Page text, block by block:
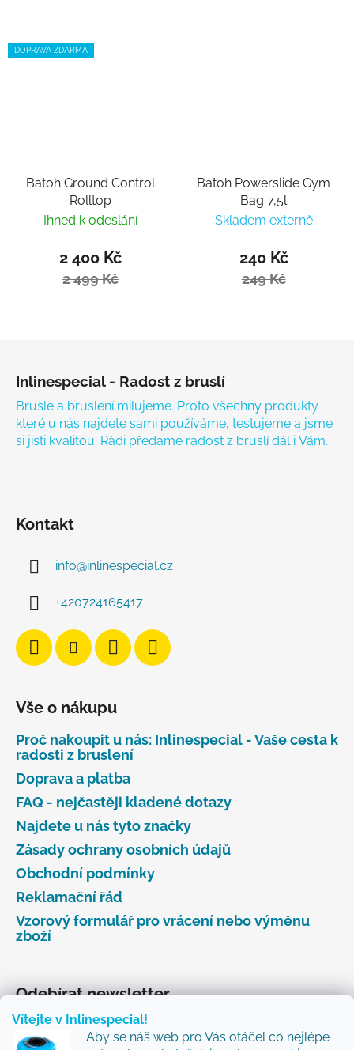
Vítejte v Inlinespecial!
Aby se náš web pro Vás otáčel co nejlépe
DOPRAVA ZDARMA
Batoh Ground Control
Rolltop
Ihned k odeslání
2 400 Kč
2 499 Kč
Batoh Powerslide Gym
Bag 7,5l
Skladem externě
240 Kč
249 Kč
Inlinespecial - Radost z bruslí
Brusle a bruslení milujeme. Proto všechny produkty
které u nás najdete sami používáme, testujeme a jsme
si jisti kvalitou. Rádi předáme radost z bruslí dál i Vám.
Kontakt
info@inlinespecial.cz
+420724165417
Vše o nákupu
Proč nakoupit u nás: Inlinespecial - Vaše cesta k
radosti z bruslení
Doprava a platba
FAQ - nejčastěji kladené dotazy
Najdete u nás tyto značky
Zásady ochrany osobních údajů
Obchodní podmínky
Reklamační řád
Vzorový formulář pro vrácení nebo výměnu
zboží
Odebírat newsletter
Vložte svůj e-mail a my vám budeme zasílat informace
o nových produktech na našem e-shopu.